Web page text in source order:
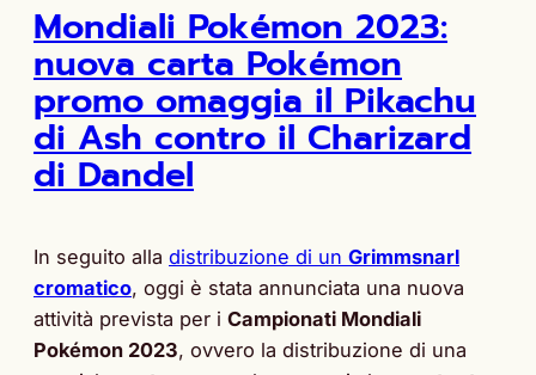
Mondiali Pokémon 2023:
nuova carta Pokémon
promo omaggia il Pikachu
di Ash contro il Charizard
di Dandel
In seguito alla distribuzione di un Grimmsnarl
cromatico, oggi è stata annunciata una nuova
attività prevista per i Campionati Mondiali
Pokémon 2023, ovvero la distribuzione di una